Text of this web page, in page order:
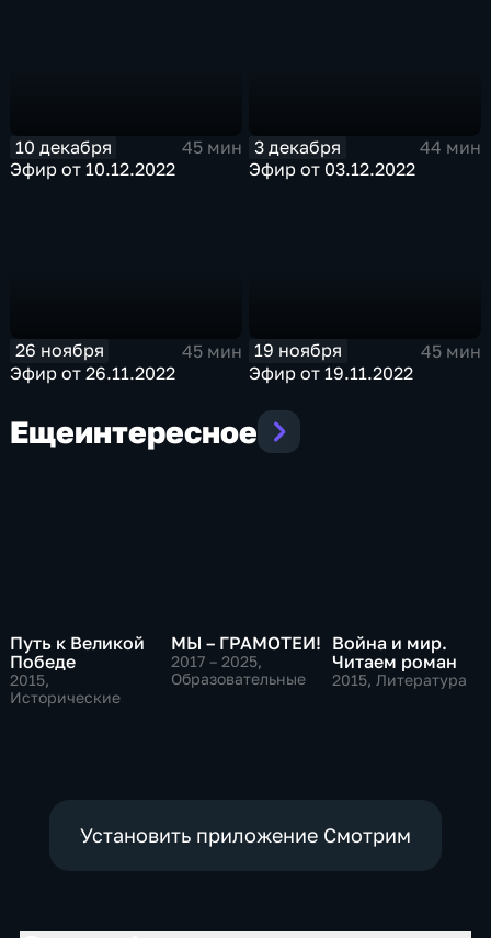
10 декабря
45 мин
Эфир от 10.12.2022
3 декабря
44 мин
Эфир от 03.12.2022
26 ноября
45 мин
Эфир от 26.11.2022
19 ноября
45 мин
Эфир от 19.11.2022
Ещеинтересное
Путь к Великой
Победе
2015,
Исторические
МЫ – ГРАМОТЕИ!
2017 – 2025,
Образовательные
Война и мир.
Читаем роман
2015, Литература
Установить приложение Смотрим